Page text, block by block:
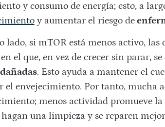
y consumo de energía; esto, a
y aumentar el riesgo de
lado, si mTOR está menos activo, las
el que, en vez de crecer sin parar,
. Esto ayuda a mantener el
el envejecimiento. Por tanto, mucha
menos actividad promueve
una limpieza y se reparen